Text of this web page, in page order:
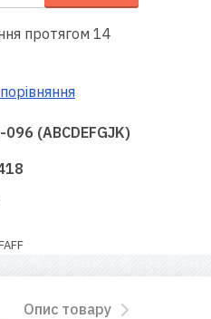
протягом 14
(ABCDEFGJK)
Опис товару